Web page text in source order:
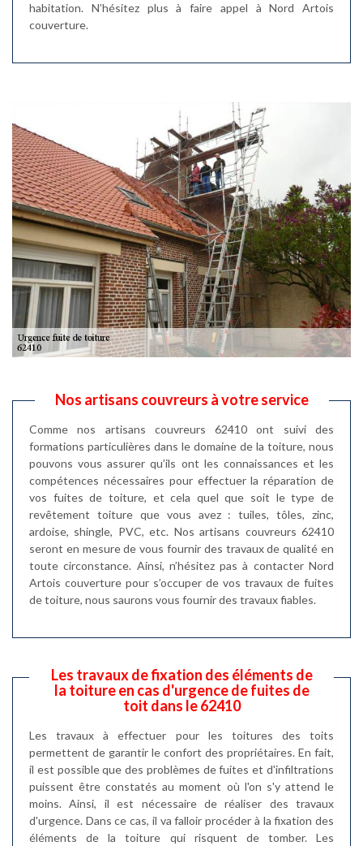
habitation. N’hésitez plus à faire appel à Nord Artois
couverture.
Nos artisans couvreurs à votre service
Comme nos artisans couvreurs 62410 ont suivi des
formations particulières dans le domaine de la toiture, nous
pouvons vous assurer qu’ils ont les connaissances et les
compétences nécessaires pour effectuer la réparation de
vos fuites de toiture, et cela quel que soit le type de
revêtement toiture que vous avez : tuiles, tôles, zinc,
ardoise, shingle, PVC, etc. Nos artisans couvreurs 62410
seront en mesure de vous fournir des travaux de qualité en
toute circonstance. Ainsi, n’hésitez pas à contacter Nord
Artois couverture pour s’occuper de vos travaux de fuites
de toiture, nous saurons vous fournir des travaux fiables.
Les travaux de fixation des éléments de
la toiture en cas d'urgence de fuites de
toit dans le 62410
Les travaux à effectuer pour les toitures des toits
permettent de garantir le confort des propriétaires. En fait,
il est possible que des problèmes de fuites et d'infiltrations
puissent être constatés au moment où l'on s'y attend le
moins. Ainsi, il est nécessaire de réaliser des travaux
d'urgence. Dans ce cas, il va falloir procéder à la fixation des
éléments de la toiture qui risquent de tomber. Les